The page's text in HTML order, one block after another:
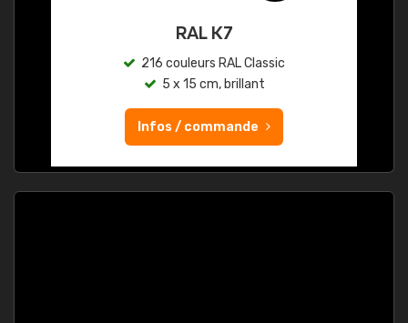
RAL K7
216 couleurs RAL Classic
5 x 15 cm, brillant
Infos / commande